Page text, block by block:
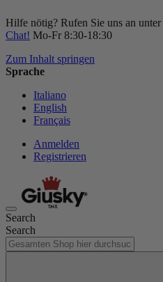
Hilfe nötig? Rufen Sie uns an unter
Chat! Mo-Fr 8:30-18:30
Zum Inhalt springen
Sprache
Italiano
English
Français
Anmelden
Registrieren
Search
Search